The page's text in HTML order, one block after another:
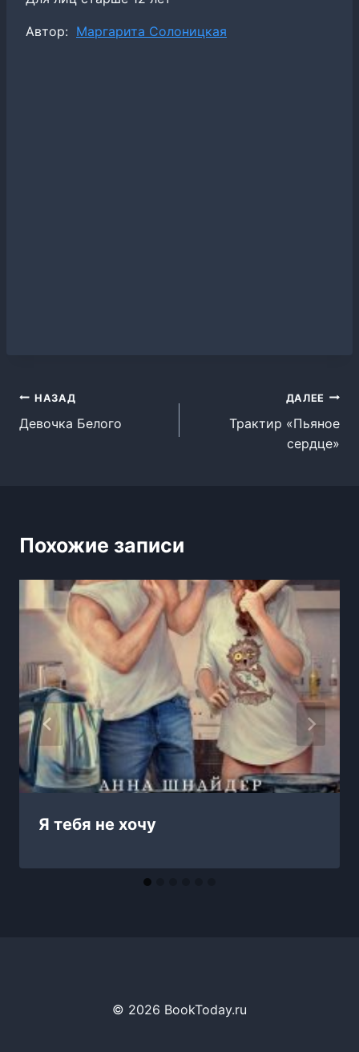
Метки
Автор: Маргарита Солоницкая
Навигация
по
НАЗАД
Девочка Белого
ДАЛЕЕ
Трактир «Пьяное
сердце»
Похожие записи
Я тебя не хочу
© 2026 BookToday.ru